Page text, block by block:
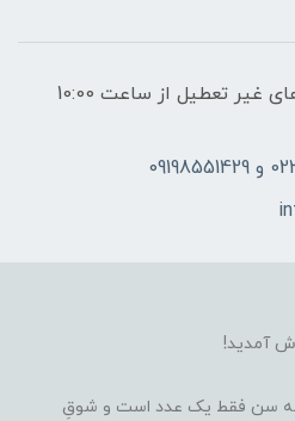
ساعات پاسخگویی: فقط روزهای غیر تعطیل از ساعت 10:00
آمدید!
که سن فقط یک عدد است و شوقِ